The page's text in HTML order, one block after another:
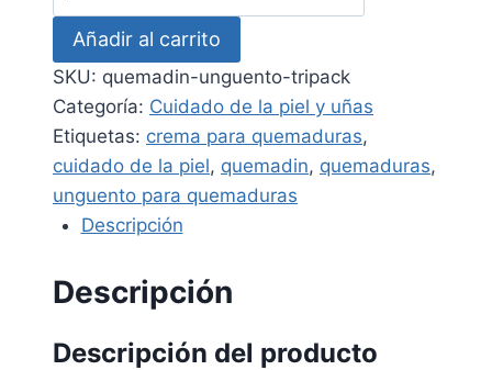
Unguento
(TRIPACK)
-
Cuidado
efectivo
para
su
piel
Añadir al carrito
SKU: quemadin-unguento-tripack
Categoría: Cuidado de la piel y uñas
Etiquetas: crema para quemaduras,
cuidado de la piel, quemadin, quemaduras,
unguento para quemaduras
Descripción
Descripción
Descripción del producto